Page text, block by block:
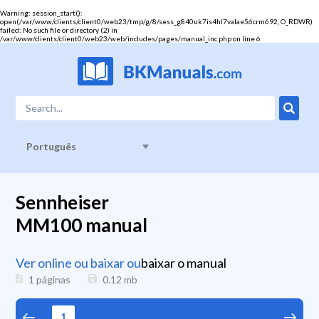
Warning: session_start():
open(/var/www/clients/client0/web23/tmp/g/8/sess_g840uk7is4hl7valae56crm692, O_RDWR)
failed: No such file or directory (2) in
/var/www/clients/client0/web23/web/includes/pages/manual_inc.phpon line6
Português
Sennheiser
MM100 manual
Ver online ou baixar oubaixar o manual
1 páginas 0.12 mb
1